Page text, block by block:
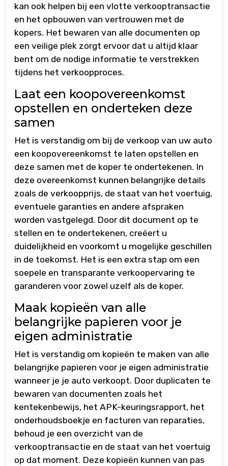
kan ook helpen bij een vlotte verkooptransactie
en het opbouwen van vertrouwen met de
kopers. Het bewaren van alle documenten op
een veilige plek zorgt ervoor dat u altijd klaar
bent om de nodige informatie te verstrekken
tijdens het verkoopproces.
Laat een koopovereenkomst
opstellen en onderteken deze
samen
Het is verstandig om bij de verkoop van uw auto
een koopovereenkomst te laten opstellen en
deze samen met de koper te ondertekenen. In
deze overeenkomst kunnen belangrijke details
zoals de verkoopprijs, de staat van het voertuig,
eventuele garanties en andere afspraken
worden vastgelegd. Door dit document op te
stellen en te ondertekenen, creëert u
duidelijkheid en voorkomt u mogelijke geschillen
in de toekomst. Het is een extra stap om een
soepele en transparante verkoopervaring te
garanderen voor zowel uzelf als de koper.
Maak kopieën van alle
belangrijke papieren voor je
eigen administratie
Het is verstandig om kopieën te maken van alle
belangrijke papieren voor je eigen administratie
wanneer je je auto verkoopt. Door duplicaten te
bewaren van documenten zoals het
kentekenbewijs, het APK-keuringsrapport, het
onderhoudsboekje en facturen van reparaties,
behoud je een overzicht van de
verkooptransactie en de staat van het voertuig
op dat moment. Deze kopieën kunnen van pas